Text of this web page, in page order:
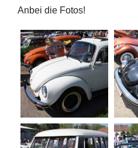
Anbei die Fotos!